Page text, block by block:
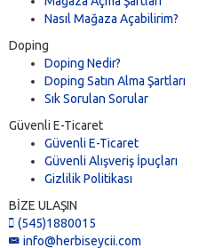
Nasıl Mağaza Açabilirim?
Doping
Doping Nedir?
Doping Satın Alma Şartları
Sık Sorulan Sorular
Güvenli E-Ticaret
Güvenli E-Ticaret
Güvenli Alışveriş İpuçları
Gizlilik Politikası
BİZE ULAŞIN
(545)1880015
info@herbiseycii.com